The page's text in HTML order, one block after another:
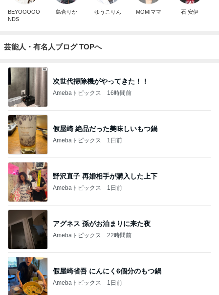
BEYOOOOO
NDS
島倉りか ゆうこりん MOMIママ 石 安伊
芸能人・有名人ブログ TOPへ
次世代掃除機がやってきた！！
Amebaトピックス 16時間前
假屋崎 絶品だった美味しいもつ鍋
Amebaトピックス 1日前
野沢直子 再婚相手が購入した上下
Amebaトピックス 1日前
アグネス 孫がお泊まりに来た夜
Amebaトピックス 22時間前
假屋崎省吾 にんにく6個分のもつ鍋
Amebaトピックス 1日前